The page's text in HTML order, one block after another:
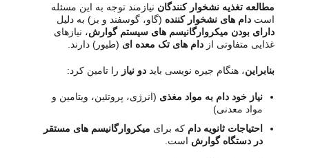
مطالعه تغذیه نشخوار کنندگان نیازمند توجه به این مسئله
است دام های نشخوار کننده (گاو، گوسفند و بز) به دلیل
دارای بودن میکروارگانیسم های سیستم گوارش، نیازهای
غذایی متفاوتی از دام های تک معده ای (طیور) دارند.
بنابراین، هنگام جیره نویسی باید دو نیاز را تامین کرد:
نیاز خود دام به مواد مغذی (انرژی، پروتئین، ویتامین و
مواد معدنی)
احتیاجات ثانویه دام که برای میکروارگانیسم های مستقر
در دستگاه گوارش است.